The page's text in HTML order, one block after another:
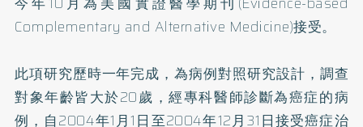
Complementary and Alternative Medicine)接受。
此項研究歷時一年完成，為病例對照研究設計，調查
對象年齡皆大於20歲，經專科醫師診斷為癌症的病
例，自2004年1月1日至2004年12月31日接受癌症治